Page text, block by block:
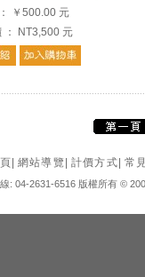
： ￥500.00 元
： NT3,500 元
網站導覽 計價方式 常
: 04-2631-6516 版權所有 ©